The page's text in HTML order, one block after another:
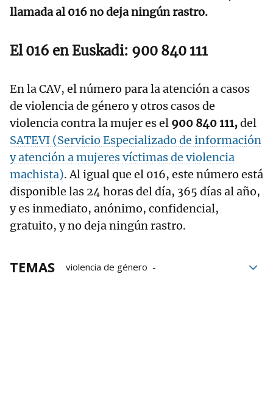
llamada al 016 no deja ningún rastro.
El 016 en Euskadi: 900 840 111
En la CAV, el número para la atención a casos
de violencia de género y otros casos de
violencia contra la mujer es el 900 840 111,del
SATEVI (Servicio Especializado de información
y atención a mujeres víctimas de violencia
machista). Al igual que el 016, este número está
disponible las 24 horas del día, 365 días al año,
y es inmediato, anónimo, confidencial,
gratuito, y no deja ningún rastro.
TEMAS
violencia de género